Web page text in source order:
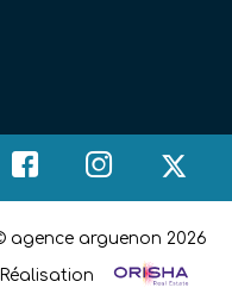
agence arguenon 2026
Réalisation